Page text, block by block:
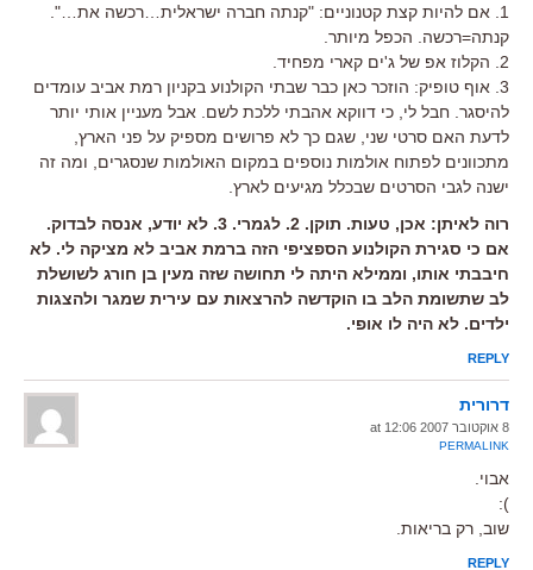
1. אם להיות קצת קטנוניים: "קנתה חברה ישראלית…רכשה את…".
קנתה=רכשה. הכפל מיותר.
2. הקלוז אפ של ג'ים קארי מפחיד.
3. אוף טופיק: הוזכר כאן כבר שבתי הקולנוע בקניון רמת אביב עומדים
להיסגר. חבל לי, כי דווקא אהבתי ללכת לשם. אבל מעניין אותי יותר
לדעת האם סרטי שני, שגם כך לא פרושים מספיק על פני הארץ,
מתכוונים לפתוח אולמות נוספים במקום האולמות שנסגרים, ומה זה
ישנה לגבי הסרטים שבכלל מגיעים לארץ.
רוה לאיתן: אכן, טעות. תוקן. 2. לגמרי. 3. לא יודע, אנסה לבדוק.
אם כי סגירת הקולנוע הספציפי הזה ברמת אביב לא מציקה לי. לא
חיבבתי אותו, וממילא היתה לי תחושה שזה מעין בן חורג לשושלת
לב שתשומת הלב בו הוקדשה להרצאות עם עירית שמגר ולהצגות
ילדים. לא היה לו אופי.
REPLY
דרורית
8 אוקטובר 2007 at 12:06
PERMALINK
אבוי.
):
שוב, רק בריאות.
REPLY